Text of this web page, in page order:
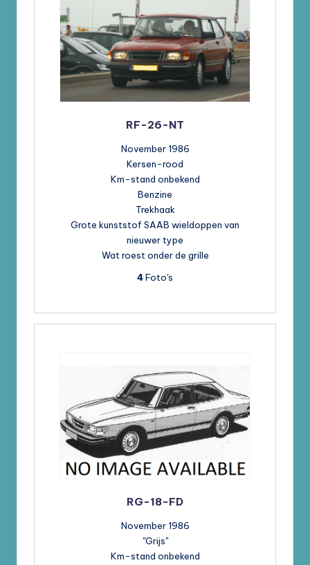
RF-26-NT
November 1986
Kersen-rood
Km-stand onbekend
Benzine
Trekhaak
Grote kunststof SAAB wieldoppen van
nieuwer type
Wat roest onder de grille
4Foto's
RG-18-FD
November 1986
"Grijs"
Km-stand onbekend